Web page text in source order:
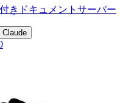
きドキュメントサーバー
Claude